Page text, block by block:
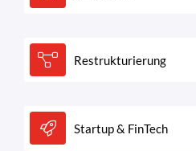
Restrukturierung
Startup & FinTech